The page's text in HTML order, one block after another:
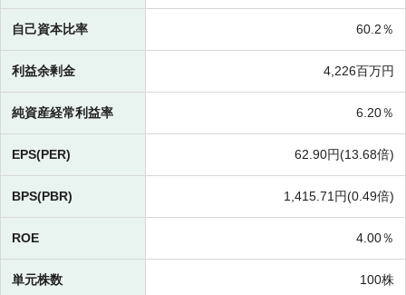
自己資本比率 60.2％
利益余剰金 4,226百万円
純資産経常利益率 6.20％
EPS(PER) 62.90円(13.68倍)
BPS(PBR) 1,415.71円(0.49倍)
ROE 4.00％
単元株数 100株